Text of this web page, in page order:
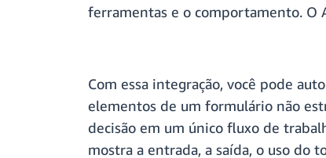
ferramentas e o comportamento. O
Com essa integração, você pode
elementos de um formulário não
decisão em um único fluxo de
mostra a entrada, a saída, o uso do